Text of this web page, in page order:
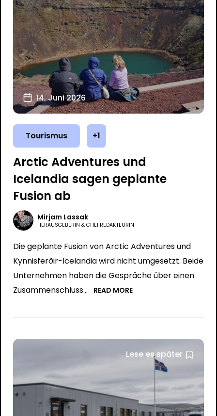
14. Juni 2026
Tourismus +1
Arctic Adventures und
Icelandia sagen geplante
Fusion ab
Mirjam Lassak
HERAUSGEBERIN & CHEFREDAKTEURIN
Die geplante Fusion von Arctic Adventures und
Kynnisferðir-Icelandia wird nicht umgesetzt. Beide
Unternehmen haben die Gespräche über einen
Zusammenschluss…
READ MORE
Lese es später